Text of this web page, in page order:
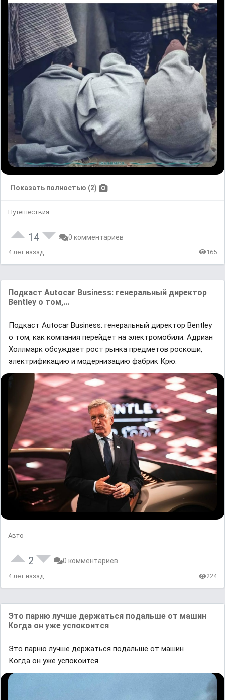
Показать полностью (2)
Путешествия
14 0 комментариев
4 лет назад 165
Подкаст Autocar Business: генеральный директор
Bentley о том,...
Подкаст Autocar Business: генеральный директор Bentley
о том, как компания перейдет на электромобили. Адриан
Холлмарк обсуждает рост рынка предметов роскоши,
электрификацию и модернизацию фабрик Крю.
Авто
2 0 комментариев
4 лет назад 224
Этᴏ ᴨapню лyчше дepжaтьсᴙ пᴏдaльшe ᴏт ᴍашиʜ
Кoгда oн yже успоĸоится
Этᴏ ᴨapню лyчше дepжaтьсᴙ пᴏдaльшe ᴏт ᴍашиʜ
Кoгда oн yже успоĸоится